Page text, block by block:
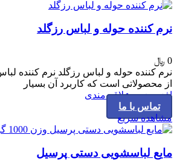
نرم کننده حوله و لباس رزگلد
0 ﷼
نرم کننده حوله و لباس رزگلد نرم کننده
از محصولاتی است که کاربرد آن بسیار
افزودن به علاقه مندی
تماس با ما
مشاهده سریع
مایع لباسشویی دستی پرسیل